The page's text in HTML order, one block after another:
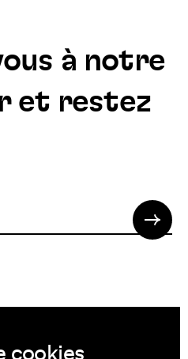
à notre
et restez
cookies